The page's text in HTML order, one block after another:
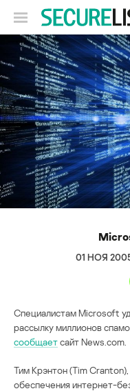
01 НОЯ
Специалистам Microsoft
рассылку миллионов
сообщаетсайт News.com.
Тим Крэнтон (Tim
обеспечения интернет-